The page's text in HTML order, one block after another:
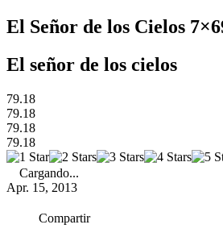
El Señor de los Cielos
El señor de los cielos
79.18
79.18
79.18
79.18
Cargando...
Apr. 15, 2013
Compartir